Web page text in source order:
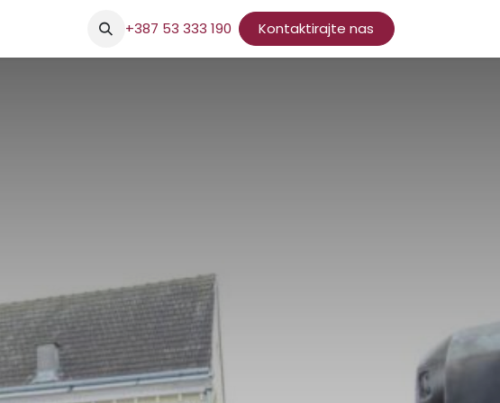
+387 53 333 190 Kontaktirajte nas